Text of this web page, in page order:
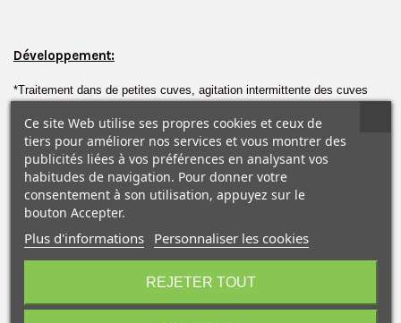
Développement:
*Traitement dans de petites cuves, agitation intermittente des cuves
*A 20°: Temps de développement avec:
-XTOL: 6 1/2 minutes
-D-76: 7 1/2 minutes
-HC-110: 5 1/2 minutes
Temps de développement avec:
Ce site Web utilise ses propres cookies et ceux de
tiers pour améliorer nos services et vous montrer des
publicités liées à vos préférences en analysant vos
habitudes de navigation. Pour donner votre
consentement à son utilisation, appuyez sur le
bouton Accepter.
Plus d'informations Personnaliser les cookies
REJETER TOUT
10€ OFFERTS sur votre
premier achat !